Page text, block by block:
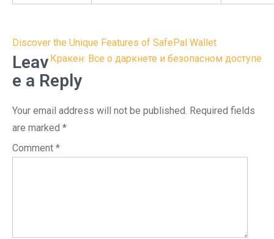
Post
navigation
Discover the Unique Features of SafePal Wallet
Кракен: Все о даркнете и безопасном доступе
Leav
e a Reply
Your email address will not be published. Required fields
are marked *
Comment *